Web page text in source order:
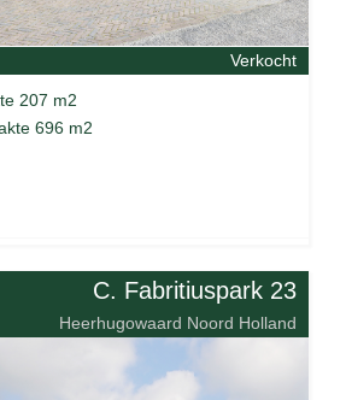
Verkocht
207 m2
696 m2
C. Fabritiuspark 23
Heerhugowaard Noord Holland